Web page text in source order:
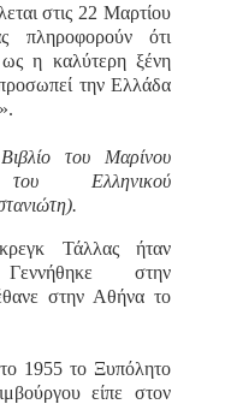
στις 22 Μαρτίου
πληροφορούν ότι
ως η καλύτερη ξένη
την Ελλάδα
του Μαρίνου
Ελληνικού
Τάλλας ήταν
στην
στην Αθήνα το
1955 το Ξυπόλητο
είπε στον